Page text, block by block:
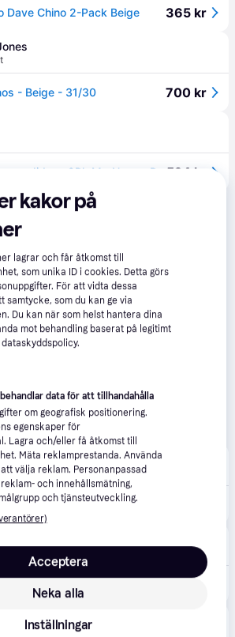
Dave Chino 2-Pack Beige 365 kr
- Beige - 31/30 700 kr
524 kr
4 dagar
hos 1 butik som valt att inte
kakor på
lagrar och får åtkomst till
som unika ID i cookies. Detta görs
För att vidta dessa
samtycke, som du kan ge via
Du kan när som helst hantera dina
mot behandling baserat på legitimt
data för att tillhandahålla
om geografisk positionering.
egenskaper för
Lagra och/eller få åtkomst till
Mäta reklamprestanda. Använda
välja reklam. Personanpassad
och innehållsmätning,
och tjänsteutveckling.
Neka alla
Acceptera
Inställningar